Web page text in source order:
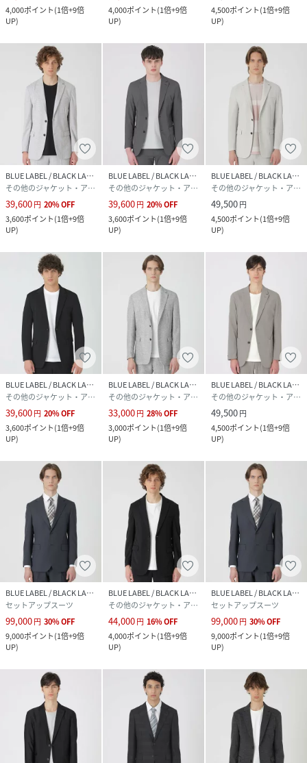
4,000ポイント(1倍+9倍
UP)
4,000ポイント(1倍+9倍
UP)
4,500ポイント(1倍+9倍
UP)
BLUE LABEL / BLACK LABEL CRESTBRIDGE
その他のジャケット・アウター
39,600円 20%OFF
3,600ポイント(1倍+9倍
UP)
BLUE LABEL / BLACK LABEL CRESTBRIDGE
その他のジャケット・アウター
39,600円 20%OFF
3,600ポイント(1倍+9倍
UP)
BLUE LABEL / BLACK LABEL CRESTBRIDGE
その他のジャケット・アウター
49,500円
4,500ポイント(1倍+9倍
UP)
BLUE LABEL / BLACK LABEL CRESTBRIDGE
その他のジャケット・アウター
39,600円 20%OFF
3,600ポイント(1倍+9倍
UP)
BLUE LABEL / BLACK LABEL CRESTBRIDGE
その他のジャケット・アウター
33,000円 28%OFF
3,000ポイント(1倍+9倍
UP)
BLUE LABEL / BLACK LABEL CRESTBRIDGE
その他のジャケット・アウター
49,500円
4,500ポイント(1倍+9倍
UP)
BLUE LABEL / BLACK LABEL CRESTBRIDGE
セットアップスーツ
99,000円 30%OFF
9,000ポイント(1倍+9倍
UP)
BLUE LABEL / BLACK LABEL CRESTBRIDGE
その他のジャケット・アウター
44,000円 16%OFF
4,000ポイント(1倍+9倍
UP)
BLUE LABEL / BLACK LABEL CRESTBRIDGE
セットアップスーツ
99,000円 30%OFF
9,000ポイント(1倍+9倍
UP)